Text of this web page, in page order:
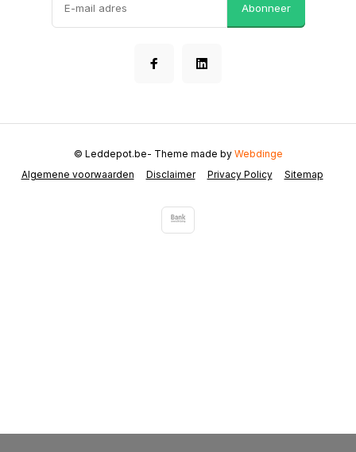
Abonneer
Algemene voorwaarden Disclaimer Privacy Policy Sitemap
© Leddepot.be- Theme made by Webdinge